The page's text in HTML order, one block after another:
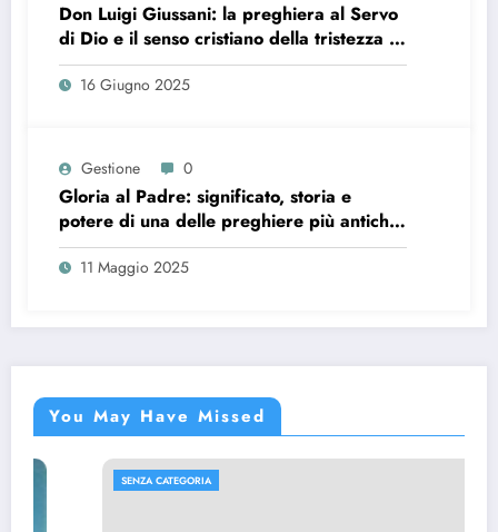
Don Luigi Giussani: la preghiera al Servo
di Dio e il senso cristiano della tristezza e
della stanchezza
16 Giugno 2025
Gestione 0
Gloria al Padre: significato, storia e
potere di una delle preghiere più antiche
della Chiesa
11 Maggio 2025
You May Have Missed
SENZA CATEGORIA